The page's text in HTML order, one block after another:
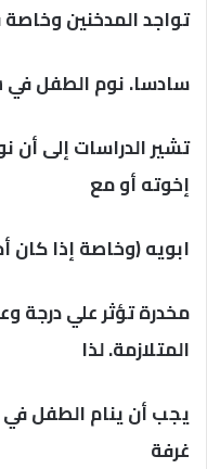
تواجد المدخنين
سادسا. نوم الطفل في
تشير الدراسات إلى
إخوته أو مع
ابويه (وخاصة إذا كان
مخدرة تؤثر علي درجة
المتلازمة. لذا
يجب أن ينام الطفل
غرفة